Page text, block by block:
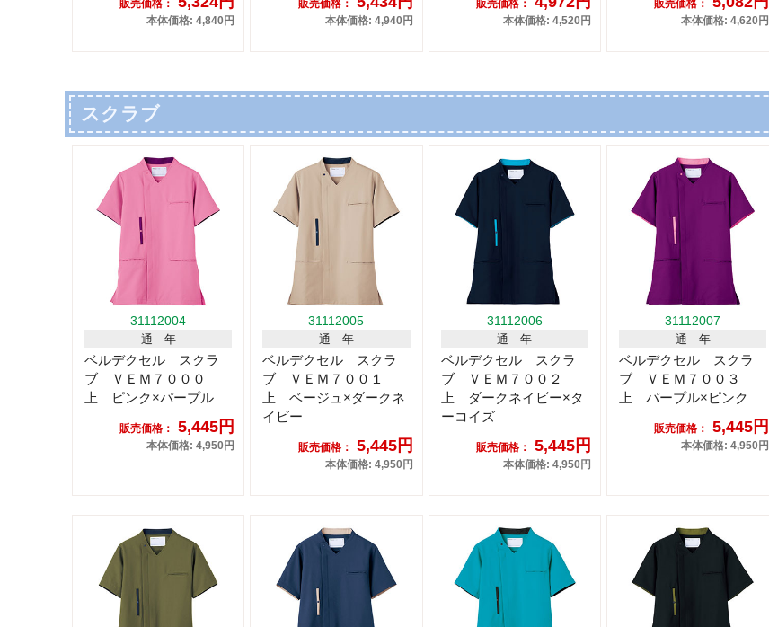
販売価格：
本体価格: 4,840円
販売価格：
本体価格: 4,940円
販売価格：
本体価格: 4,520円
販売価格：
本体価格: 4,620円
スクラブ
31112004
通 年
ベルデクセル スクラ
ブ ＶＥＭ７０００
上 ピンク×パープル
販売価格： 5,445円
本体価格: 4,950円
31112005
通 年
ベルデクセル スクラ
ブ ＶＥＭ７００１
上 ベージュ×ダークネ
イビー
販売価格： 5,445円
本体価格: 4,950円
31112006
通 年
ベルデクセル スクラ
ブ ＶＥＭ７００２
上 ダークネイビー×タ
ーコイズ
販売価格： 5,445円
本体価格: 4,950円
31112007
通 年
ベルデクセル スクラ
ブ ＶＥＭ７００３
上 パープル×ピンク
販売価格： 5,445円
本体価格: 4,950円